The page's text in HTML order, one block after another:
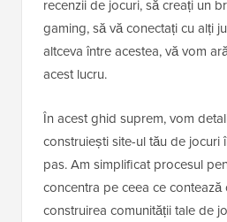
recenzii de jocuri, să creați un
gaming, să vă conectați cu alți
altceva între acestea, vă vom
acest lucru.
În acest ghid suprem, vom
construiești site-ul tău de jocuri
pas. Am simplificat procesul
concentra pe ceea ce contează
construirea comunității tale de